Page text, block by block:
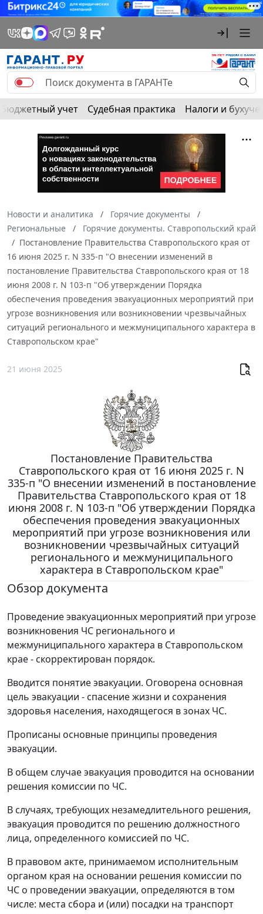
Бюджетный учет Судебная практика Налоги и
Новости и аналитика
Горячие документы
Региональные
Горячие документы. Ставропольский край
Постановление Правительства Ставропольского края от
16 июня 2025 г. N 335-п "О внесении изменений в
постановление Правительства Ставропольского края от 18
июня 2008 г. N 103-п "Об утверждении Порядка
обеспечения проведения эвакуационных мероприятий при
угрозе возникновения или возникновении чрезвычайных
ситуаций регионального и межмуниципального характера в
Ставропольском крае"
21 июня 2025
Постановление Правительства
Ставропольского края от 16 июня 2025 г. N
335-п "О внесении изменений в постановление
Правительства Ставропольского края от 18
июня 2008 г. N 103-п "Об утверждении Порядка
обеспечения проведения эвакуационных
мероприятий при угрозе возникновения или
возникновении чрезвычайных ситуаций
регионального и межмуниципального
характера в Ставропольском крае"
Обзор документа
Проведение эвакуационных мероприятий при угрозе
возникновения ЧС регионального и
межмуниципального характера в Ставропольском
крае - скорректирован порядок.
Вводится понятие эвакуации. Оговорена основная
цель эвакуации - спасение жизни и сохранения
здоровья населения, находящегося в зонах ЧС.
Прописаны основные принципы проведения
эвакуации.
В общем случае эвакуация проводится на основании
решения комиссии по ЧС.
В случаях, требующих незамедлительного решения,
эвакуация проводится по решению должностного
лица, определенного комиссией по ЧС.
В правовом акте, принимаемом исполнительным
органом края на основании решения комиссии по
ЧС о проведении эвакуации, определяются в том
числе: места сбора и (или) посадки на транспорт